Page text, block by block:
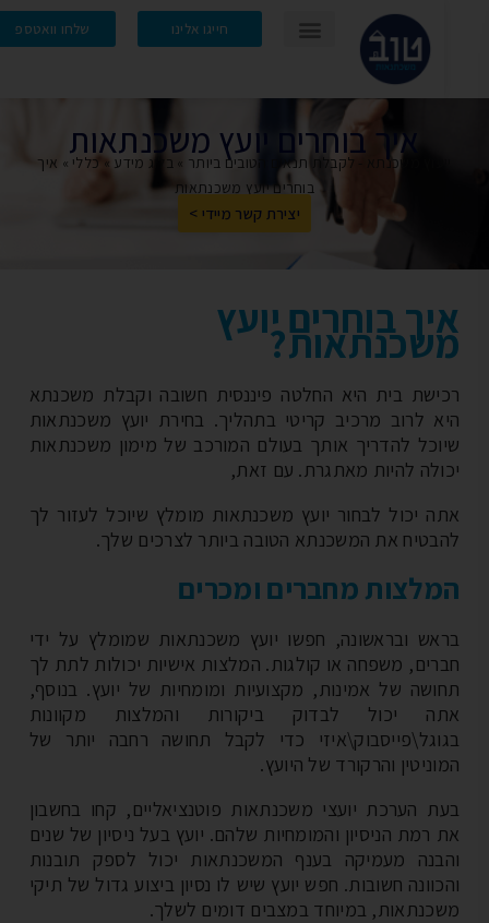
חייגו אלינו שלחו וואטספ
איך בוחרים יועץ משכנתאות
משכנתא - לקבלת תנאים הטובים ביותר»בלוג מידע » כללי» איך
בוחרים יועץ משכנתאות
יצירת קשר מיידי >
בוחרים יועץ
בית היא החלטה פיננסית חשובה וקבלת משכנתא
לרוב מרכיב קריטי בתהליך. בחירת יועץ משכנתאות
להדריך אותך בעולם המורכב של מימון משכנתאות
להיות מאתגרת. עם זאת,
יכול לבחור יועץ משכנתאות מומלץ שיוכל לעזור לך
את המשכנתא הטובה ביותר לצרכים שלך.
מחברים ומכרים
ובראשונה, חפשו יועץ משכנתאות שמומלץ על ידי
משפחה או קולגות. המלצות אישיות יכולות לתת לך
של אמינות, מקצועיות ומומחיות של יועץ. בנוסף,
יכול לבדוק ביקורות והמלצות מקוונות
כדי לקבל תחושה רחבה יותר של
והרקורד של היועץ.
הערכת יועצי משכנתאות פוטנציאליים, קחו בחשבון
רמת הניסיון והמומחיות שלהם. יועץ בעל ניסיון של שנים
מעמיקה בענף המשכנתאות יכול לספק תובנות
חשובות. חפש יועץ שיש לו נסיון ביצוע גדול של תיקי
במיוחד במצבים דומים לשלך.